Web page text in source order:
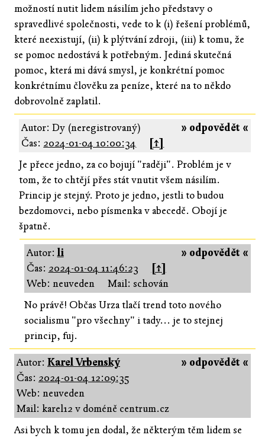
možností nutit lidem násilím jeho představy o
spravedlivé společnosti, vede to k (i) řešení problémů,
které neexistují, (ii) k plýtvání zdroji, (iii) k tomu, že
se pomoc nedostává k potřebným. Jediná skutečná
pomoc, která mi dává smysl, je konkrétní pomoc
konkrétnímu člověku za peníze, které na to někdo
dobrovolně zaplatil.
» odpovědět «
Autor: Dy (neregistrovaný)
Čas: 2024-01-04 10:00:34
[↑]
Je přece jedno, za co bojují "raději". Problém je v
tom, že to chtějí přes stát vnutit všem násilím.
Princip je stejný. Proto je jedno, jestli to budou
bezdomovci, nebo písmenka v abecedě. Obojí je
špatně.
» odpovědět «
Autor:li
Čas: 2024-01-04 11:46:23
[↑]
Web: neuveden
Mail: schován
No právě! Občas Urza tlačí trend toto nového
socialismu "pro všechny" i tady... je to stejnej
princip, fuj.
» odpovědět «
Autor: Karel Vrbenský
Čas: 2024-01-04 12:09:35
Web: neuveden
Mail: karel12 v doméně centrum.cz
Asi bych k tomu jen dodal, že některým těm lidem se